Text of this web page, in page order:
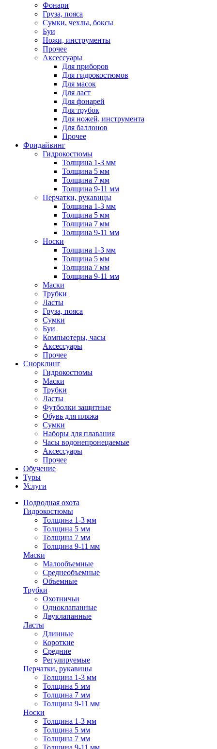
Фонари
Груза, пояса
Сумки, чехлы, боксы
Буи
Ножи, инструменты
Прочее
Аксессуары
Для приборов
Для гидрокостюмов
Для масок
Для ласт
Для фонарей
Для трубок
Для ножей, инструмента
Для баллонов
Прочее
Фридайвинг
Гидрокостюмы
Толщина 1-3 мм
Толщина 5 мм
Толщина 7 мм
Толщина 9-11 мм
Перчатки, рукавицы
Толщина 1-3 мм
Толщина 5 мм
Толщина 7 мм
Толщина 9-11 мм
Носки
Толщина 1-3 мм
Толщина 5 мм
Толщина 7 мм
Толщина 9-11 мм
Маски
Трубки
Ласты
Груза, пояса
Сумки
Буи
Компьютеры, часы
Аксессуары
Прочее
Снорклинг
Гидрокостюмы
Маски
Трубки
Ласты
Футболки защитные
Обувь для пляжа
Сумки
Наборы для плавания
Часы водонепронецаемые
Аксессуары
Прочее
Обучение
Туры
Услуги
Подводная охота
Гидрокостюмы
Толщина 1-3 мм
Толщина 5 мм
Толщина 7 мм
Толщина 9-11 мм
Маски
Малообъемные
Среднеобъемные
Объемные
Трубки
Охотничьи
Одноклапанные
Двуклапанные
Ласты
Длинные
Короткие
Средние
Регулируемые
Перчатки, рукавицы
Толщина 1-3 мм
Толщина 5 мм
Толщина 7 мм
Толщина 9-11 мм
Носки
Толщина 1-3 мм
Толщина 5 мм
Толщина 7 мм
Толщина 9-11 мм